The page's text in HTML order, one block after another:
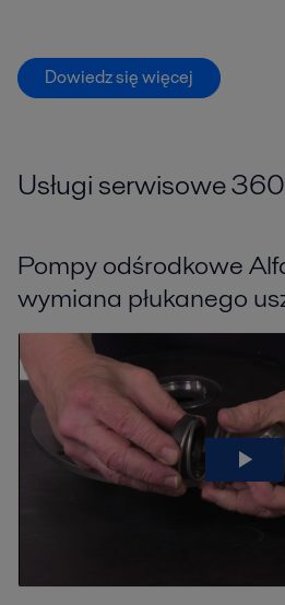
Dowiedz się więcej
Usługi serwisowe 360
Pompy odśrodkowe
wymiana płukanego